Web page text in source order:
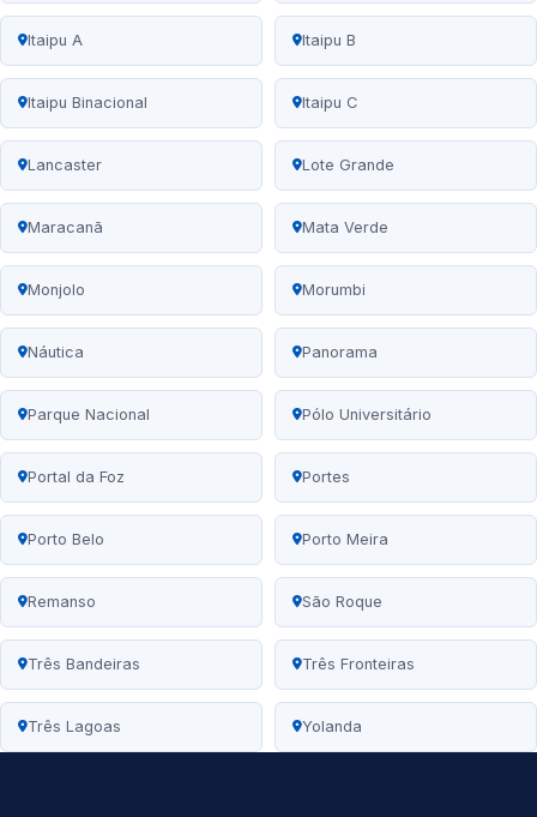
Itaipu A Itaipu B
Itaipu Binacional Itaipu C
Lancaster Lote Grande
Maracanã Mata Verde
Monjolo Morumbi
Náutica Panorama
Parque Nacional Pólo Universitário
Portal da Foz Portes
Porto Belo Porto Meira
Remanso São Roque
Três Bandeiras Três Fronteiras
Três Lagoas Yolanda